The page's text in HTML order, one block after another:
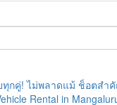
กคู่! ไม่พลาดแม้ ช็อตสำ
Rental in